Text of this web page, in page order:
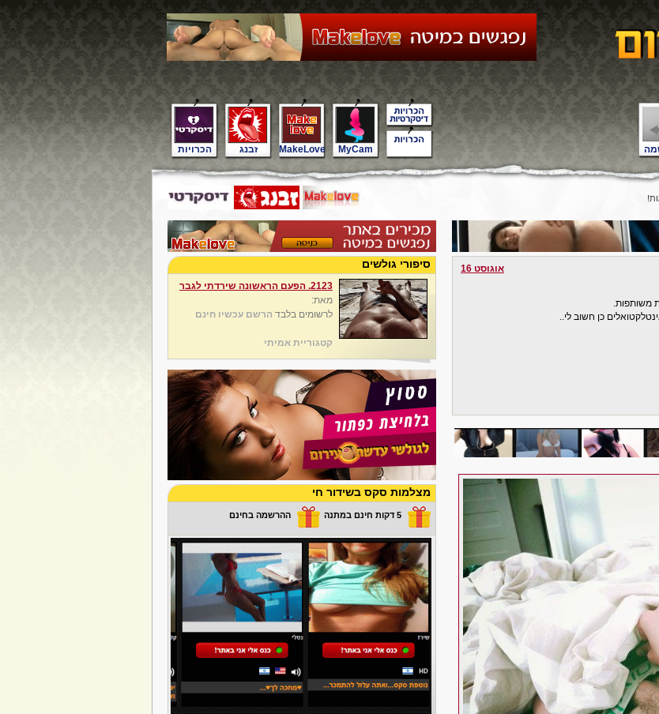
הכרויות זבנג MakeLove MyCam
אוגוסט 16
משותפות.
כן חשוב לי..
סיפורי גולשים
2123. הפעם הראשונה שירדתי לגבר
מאת:
לרשומים בלבד הרשם עכשיו חינם
קטגוריית אמיתי
מצלמות סקס בשידור חי
5 דקות חינם במתנה ההרשמה בחינם